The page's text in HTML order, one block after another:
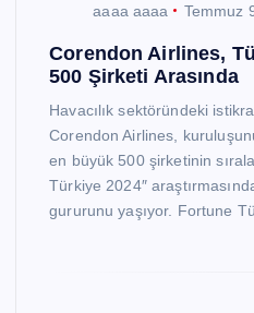
aaaa aaaa Temmuz
Corendon Airlines,
500 Şirketi Arasında
Havacılık sektöründeki
Corendon Airlines,
en büyük 500 şirketinin
Türkiye 2024″
gururunu yaşıyor. Fortune